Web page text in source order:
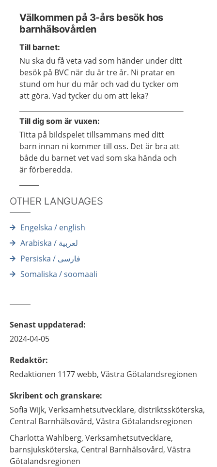
Välkommen på 3-års besök hos
barnhälsovården
Till barnet:
Nu ska du få veta vad som händer under ditt
besök på BVC när du är tre år. Ni pratar en
stund om hur du mår och vad du tycker om
att göra. Vad tycker du om att leka?
Till dig som är vuxen:
Titta på bildspelet tillsammans med ditt
barn innan ni kommer till oss. Det är bra att
både du barnet vet vad som ska hända och
är förberedda.
OTHER LANGUAGES
Engelska / english
Arabiska / لعربية
Persiska / فارسى
Somaliska / soomaali
Senast uppdaterad:
2024-04-05
Redaktör:
Redaktionen 1177 webb, Västra Götalandsregionen
Skribent och granskare:
Sofia Wijk, Verksamhetsutvecklare, distriktssköterska,
Central Barnhälsovård, Västra Götalandsregionen
Charlotta Wahlberg, Verksamhetsutvecklare,
barnsjuksköterska, Central Barnhälsovård, Västra
Götalandsregionen